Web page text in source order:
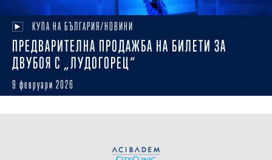
КУПА НА БЪЛГАРИЯ/НОВИНИ
ПРЕДВАРИТЕЛНА ПРОДАЖБА НА БИЛЕТИ ЗА
ДВУБОЯ С „ЛУДОГОРЕЦ“
9 февруари 2026